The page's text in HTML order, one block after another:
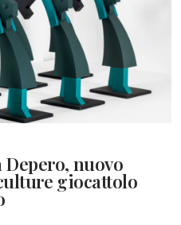
Depero, nuovo
giocattolo